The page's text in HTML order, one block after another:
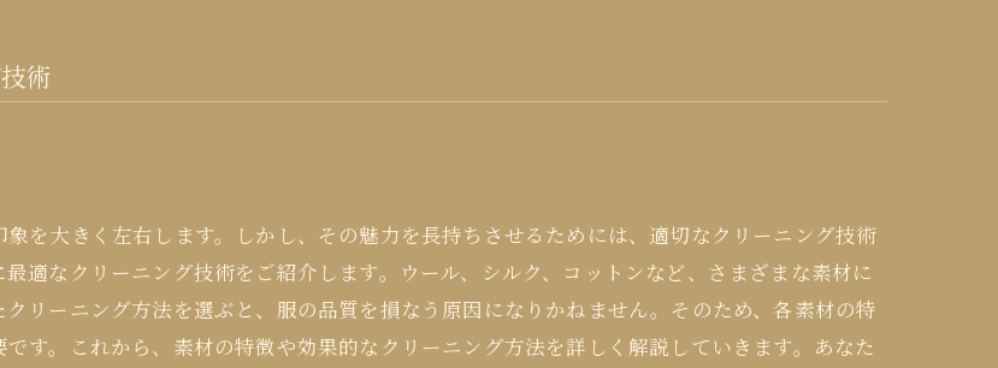
術
を大きく左右します。しかし、その魅力を長持ちさせるためには、適切なクリーニング技術
適なクリーニング技術をご紹介します。ウール、シルク、コットンなど、さまざまな素材に
リーニング方法を選ぶと、服の品質を損なう原因になりかねません。そのため、各素材の特
す。これから、素材の特徴や効果的なクリーニング方法を詳しく解説していきます。あなた